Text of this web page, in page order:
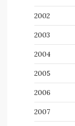
2002
2003
2004
2005
2006
2007